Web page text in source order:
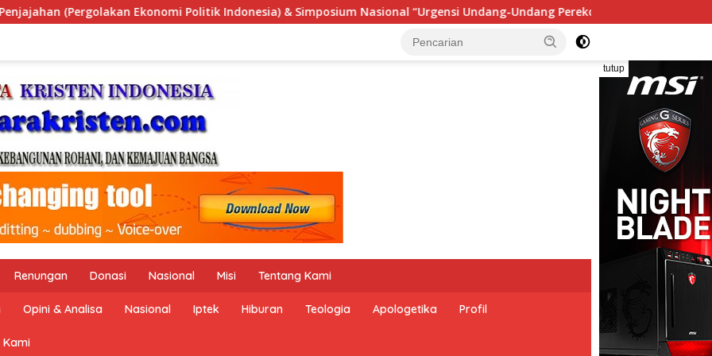
Nasional “Urgensi Undang-Undang Perekonomian Nasional dan Kesejahteraan Sosial dalam Menata Bangsa
tutup
Renungan Donasi Nasional Misi Tentang Kami
Opini & Analisa Nasional Iptek Hiburan Teologia Apologetika Profil
Kami